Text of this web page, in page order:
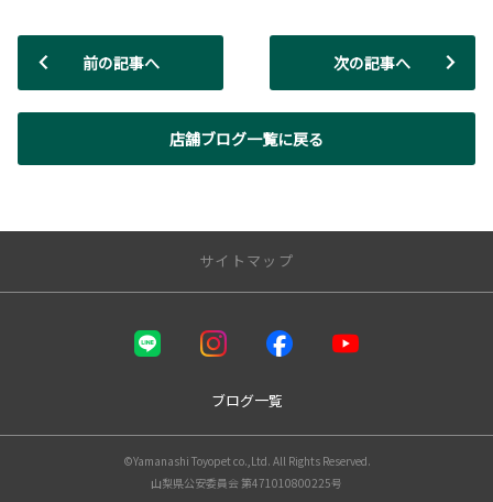
前の記事へ
店舗ブログ一覧に戻る
次の記事へ
サイトマップ
ブログ一覧
©Yamanashi Toyopet co.,Ltd. All Rights Reserved.
山梨県公安委員会 第471010800225号